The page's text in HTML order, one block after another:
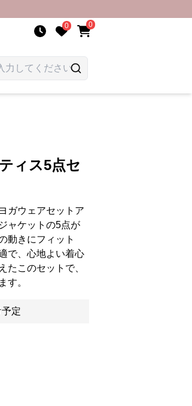
0 0
ィス5点セ
ガウェアセットア
ャケットの5点が
動きにフィット
で、心地よい着心
たこのセットで、
す。
定